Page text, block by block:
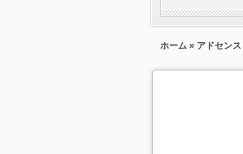
ホーム » アドセンス